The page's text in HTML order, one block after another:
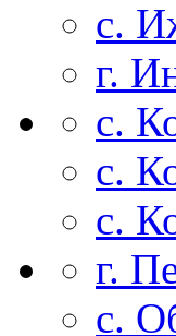
с.
г.
с.
с.
с.
г.
с.